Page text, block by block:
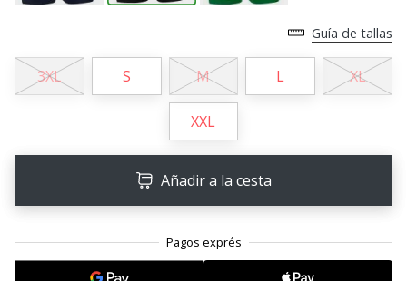
•
2 min. de lectura
embajador
Weplayvolleyball!
¿Te
Guía de tallas
3XL S M L XL
XXL
Añadir a la cesta